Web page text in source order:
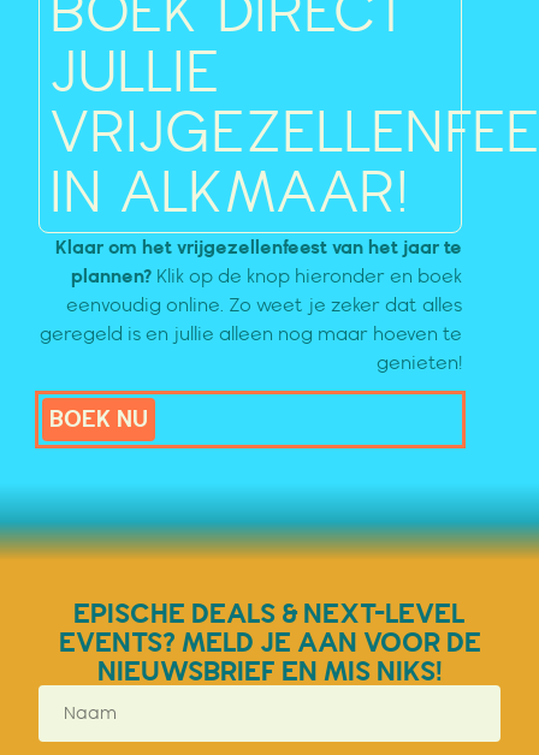
JULLIE
IN ALKMAAR!
Klaar om het vrijgezellenfeest van het jaar te
plannen? Klik op de knop hieronder en boek
eenvoudig online. Zo weet je zeker dat alles
geregeld is en jullie alleen nog maar hoeven te
genieten!
BOEK NU
EPISCHE DEALS & NEXT-LEVEL
EVENTS? MELD JE AAN VOOR DE
NIEUWSBRIEF EN MIS NIKS!